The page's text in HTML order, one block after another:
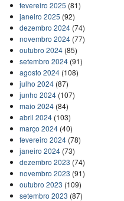
fevereiro 2025 (81)
janeiro 2025 (92)
dezembro 2024(74)
novembro 2024(77)
outubro 2024(85)
setembro 2024(91)
agosto 2024(108)
julho 2024(87)
junho 2024(107)
maio 2024(84)
abril 2024(103)
março 2024(40)
fevereiro 2024(78)
janeiro 2024(73)
dezembro 2023 (74)
novembro 2023 (91)
outubro 2023 (109)
setembro 2023 (87)